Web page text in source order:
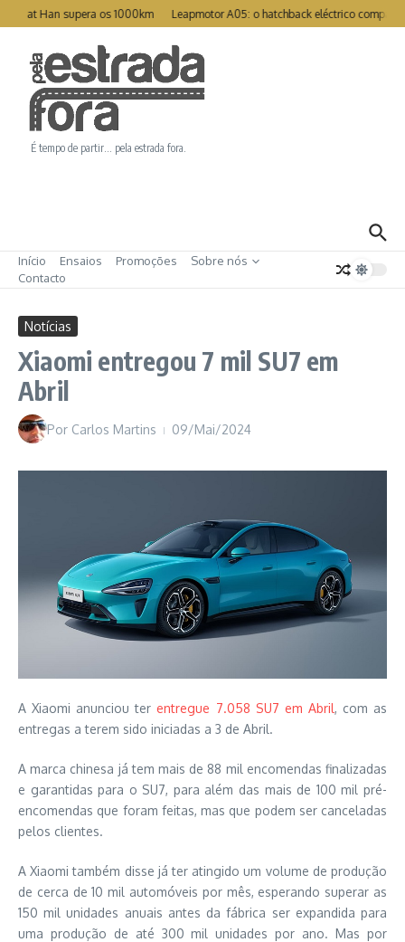
Ir para o conteúdo
Han supera os 1000km Leapmotor A05: o hatchback eléctrico compacto
É tempo de partir… pela estrada fora.
Início Ensaios Promoções
Sobre nós
Contacto
Notícias
Xiaomi entregou 7 mil SU7 em
Abril
Por Carlos Martins 09/Mai/2024
A Xiaomi anunciou ter entregue 7.058 SU7 em Abril, com as
entregas a terem sido iniciadas a 3 de Abril.
A marca chinesa já tem mais de 88 mil encomendas finalizadas
e garantidas para o SU7, para além das mais de 100 mil pré-
encomendas que foram feitas, mas que podem ser canceladas
pelos clientes.
A Xiaomi também disse já ter atingido um volume de produção
de cerca de 10 mil automóveis por mês, esperando superar as
150 mil unidades anuais antes da fábrica ser expandida para
uma produção de até 300 mil unidades por ano. Mas por